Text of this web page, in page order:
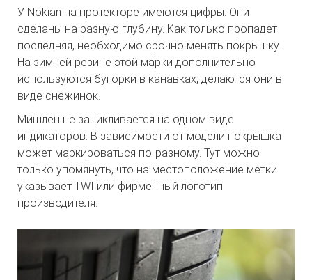
У Nokian на протекторе имеются цифры. Они
сделаны на разную глубину. Как только пропадет
последняя, необходимо срочно менять покрышку.
На зимней резине этой марки дополнительно
используются бугорки в канавках, делаются они в
виде снежинок.
Мишлен не зацикливается на одном виде
индикаторов. В зависимости от модели покрышка
может маркироваться по-разному. Тут можно
только упомянуть, что на местоположение метки
указывает TWI или фирменный логотип
производителя.